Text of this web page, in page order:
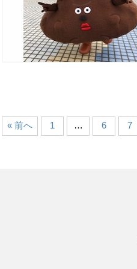
« 前へ 1 … 6 7